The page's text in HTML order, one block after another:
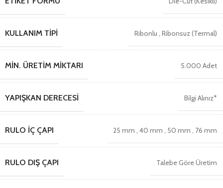
KULLANIM TIPI Ribonlu Ribonsuz (Termal)
MIN. ÜRETIM MIKTARI 5.000 Adet
YAPIŞKAN DERECESI Bilgi Alınız*
RULO İÇ ÇAPI 25 mm 40 mm 50 mm 76 mm
RULO DIŞ ÇAPI Talebe Göre Üretim